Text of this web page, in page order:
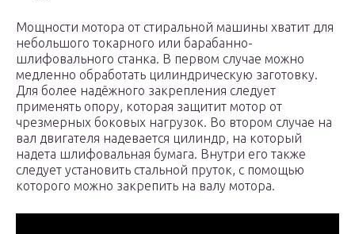
Мощности мотора от стиральной машины хватит для
небольшого токарного или барабанно-
шлифовального станка. В первом случае можно
медленно обработать цилиндрическую заготовку.
Для более надёжного закрепления следует
применять опору, которая защитит мотор от
чрезмерных боковых нагрузок. Во втором случае на
вал двигателя надевается цилиндр, на который
надета шлифовальная бумага. Внутри его также
следует установить стальной пруток, с помощью
которого можно закрепить на валу мотора.